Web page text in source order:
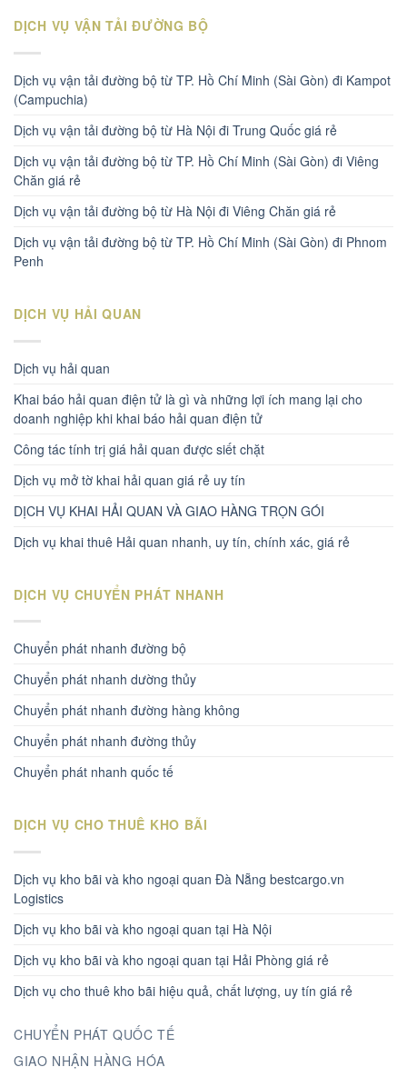
DỊCH VỤ VẬN TẢI ĐƯỜNG BỘ
Dịch vụ vận tải đường bộ từ TP. Hồ Chí Minh (Sài Gòn) đi Kampot
(Campuchia)
Dịch vụ vận tải đường bộ từ Hà Nội đi Trung Quốc giá rẻ
Dịch vụ vận tải đường bộ từ TP. Hồ Chí Minh (Sài Gòn) đi Viêng
Chăn giá rẻ
Dịch vụ vận tải đường bộ từ Hà Nội đi Viêng Chăn giá rẻ
Dịch vụ vận tải đường bộ từ TP. Hồ Chí Minh (Sài Gòn) đi Phnom
Penh
DỊCH VỤ HẢI QUAN
Dịch vụ hải quan
Khai báo hải quan điện tử là gì và những lợi ích mang lại cho
doanh nghiệp khi khai báo hải quan điện tử
Công tác tính trị giá hải quan được siết chặt
Dịch vụ mở tờ khai hải quan giá rẻ uy tín
DỊCH VỤ KHAI HẢI QUAN VÀ GIAO HÀNG TRỌN GÓI
Dịch vụ khai thuê Hải quan nhanh, uy tín, chính xác, giá rẻ
DỊCH VỤ CHUYỂN PHÁT NHANH
Chuyển phát nhanh đường bộ
Chuyển phát nhanh dường thủy
Chuyển phát nhanh đường hàng không
Chuyển phát nhanh đường thủy
Chuyển phát nhanh quốc tế
DỊCH VỤ CHO THUÊ KHO BÃI
Dịch vụ kho bãi và kho ngoại quan Đà Nẵng bestcargo.vn
Logistics
Dịch vụ kho bãi và kho ngoại quan tại Hà Nội
Dịch vụ kho bãi và kho ngoại quan tại Hải Phòng giá rẻ
Dịch vụ cho thuê kho bãi hiệu quả, chất lượng, uy tín giá rẻ
CHUYỂN PHÁT QUỐC TẾ
GIAO NHẬN HÀNG HÓA